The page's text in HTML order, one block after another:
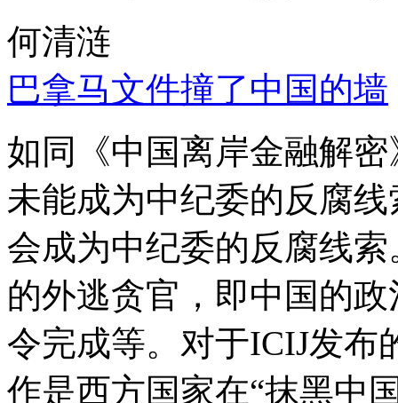
何清涟
巴拿马文件撞了中国的墙
如同《中国离岸金融解
未能成为中纪委的反腐
会成为中纪委的反腐线
的外逃贪官，即中国的
令完成等。对于ICIJ发布
作是西方国家在“抹黑中